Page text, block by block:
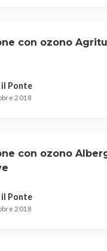
con ozono
Ponte
2018
con ozono
Ponte
2018